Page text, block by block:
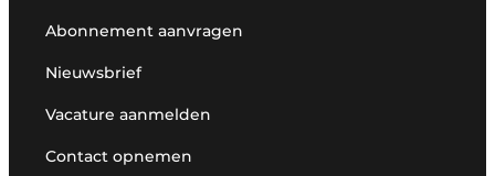
Abonnement aanvragen
Nieuwsbrief
Vacature aanmelden
Contact opnemen